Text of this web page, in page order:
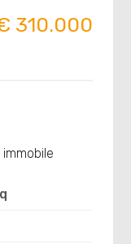
310.000